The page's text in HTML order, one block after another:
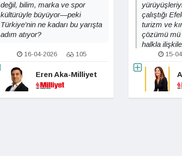
değil, bilim, marka ve spor
kültürüyle büyüyor—peki
Türkiye'nin ne kadarı bu yarışta
adım atıyor?
16-04-2026 105
Eren Aka-Milliyet
çalıştığı
turizm ve
çözümü mü
halkla
15-